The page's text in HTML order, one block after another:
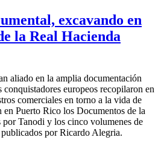
excavando en
la Real Hacienda
aliado en la amplia documentación
europeos recopilaron en
comerciales en torno a la vida de
en Puerto Rico los Documentos de la
Tanodi y los cinco volumenes de
por Ricardo Alegria.